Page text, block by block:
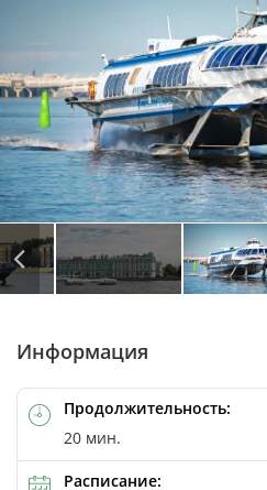
Автор: © Vyacheslav Shevchenko / Depositphotos
Автор: © Grigoriy Pisockiy / Depositphotos
Информация
Продолжительность:
20 мин.
Расписание: